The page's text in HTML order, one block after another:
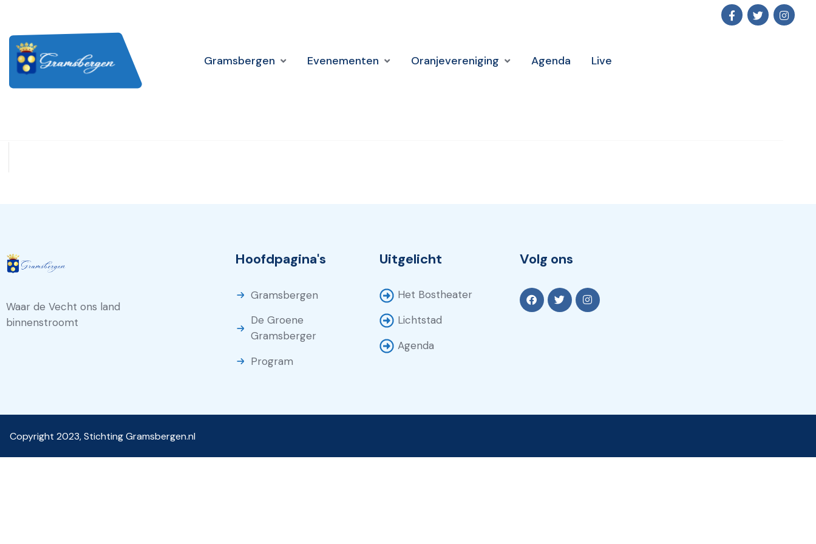
Gramsbergen Evenementen Oranjevereniging Agenda Live
Waar de Vecht ons land
binnenstroomt
Hoofdpagina's
Gramsbergen
De Groene
Gramsberger
Program
Uitgelicht
Het Bostheater
Lichtstad
Agenda
Volg ons
Copyright 2023, Stichting Gramsbergen.nl